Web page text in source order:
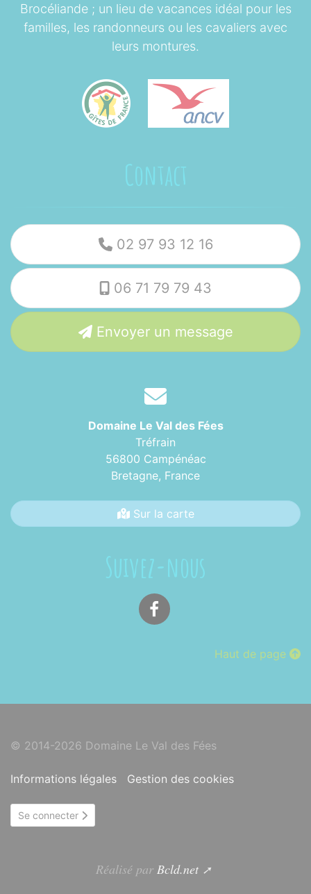
Brocéliande ; un lieu de vacances idéal pour les
familles, les randonneurs ou les cavaliers avec
leurs montures.
Contact
02 97 93 12 16
06 71 79 79 43
Envoyer un message
Domaine Le Val des Fées
Tréfrain
56800 Campénéac
Bretagne, France
Sur la carte
Suivez-nous
Haut de page
© 2014-2026 Domaine Le Val des Fées
Informations légales Gestion des cookies
Se connecter
Réalisé par Bcld.net